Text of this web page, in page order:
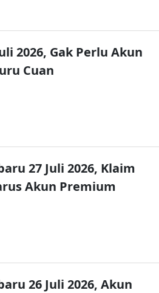
2026, Gak Perlu Akun
Cuan
27 Juli 2026, Klaim
Akun Premium
26 Juli 2026, Akun